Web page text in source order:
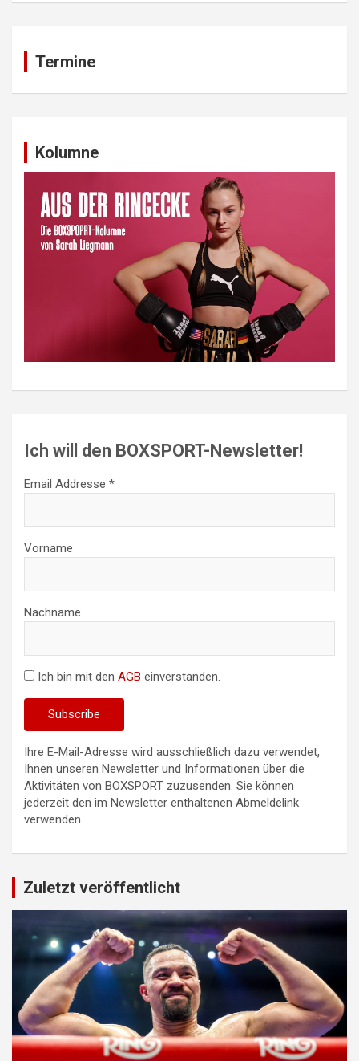
Termine
Kolumne
Ich will den BOXSPORT-Newsletter!
Email Addresse *
Vorname
Nachname
Ich bin mit den AGB einverstanden.
Ihre E-Mail-Adresse wird ausschließlich dazu verwendet,
Ihnen unseren Newsletter und Informationen über die
Aktivitäten von BOXSPORT zuzusenden. Sie können
jederzeit den im Newsletter enthaltenen Abmeldelink
verwenden.
Zuletzt veröffentlicht